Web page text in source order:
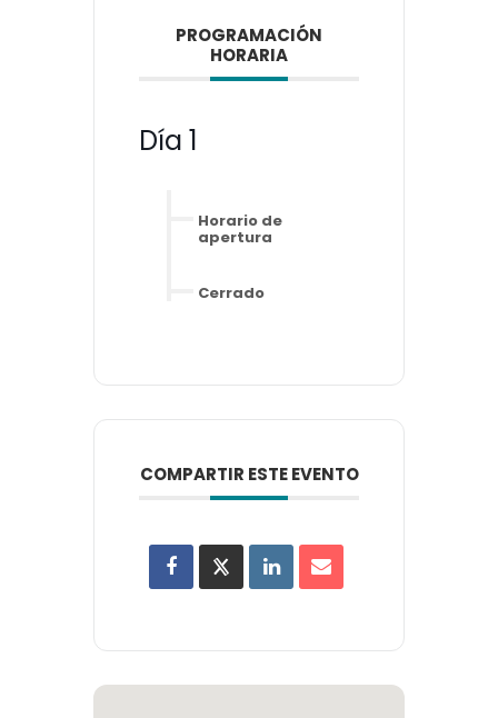
PROGRAMACIÓN
HORARIA
Día 1
Horario de
apertura
Cerrado
COMPARTIR ESTE EVENTO